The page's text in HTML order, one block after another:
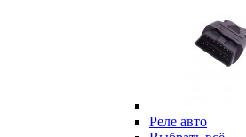
Реле авто